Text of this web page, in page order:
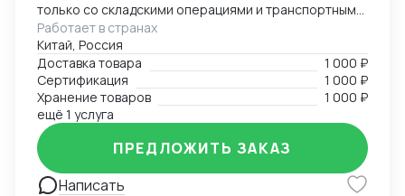
только со складскими операциями и транспортным
сопровождением. В нее также входит таможенное
оформление, помощь в заполнении необходимой
сопроводительной и разрешительной
документации.
Работает в странах
Китай, Россия
Доставка товара
1 000 ₽
Сертификация
1 000 ₽
Хранение товаров
1 000 ₽
ещё 1 услуга
Написать
ПРЕДЛОЖИТЬ ЗАКАЗ